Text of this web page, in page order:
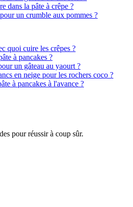
dans la pâte à crêpe ?
un crumble aux pommes ?
quoi cuire les crêpes ?
à pancakes ?
un gâteau au yaourt ?
en neige pour les rochers coco ?
à pancakes à l'avance ?
pour réussir à coup sûr.